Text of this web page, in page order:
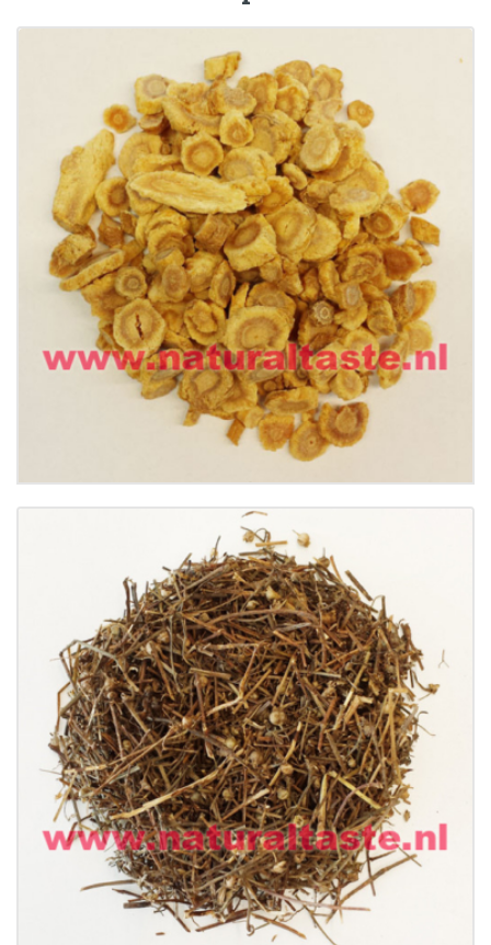
BEI SHA SHEN (DUAN) • Radix Glehniae
(Segment)
€12.99
BAI HUA SHE SHE CAO • Herba Hedyoti
Diffusae
€10.99